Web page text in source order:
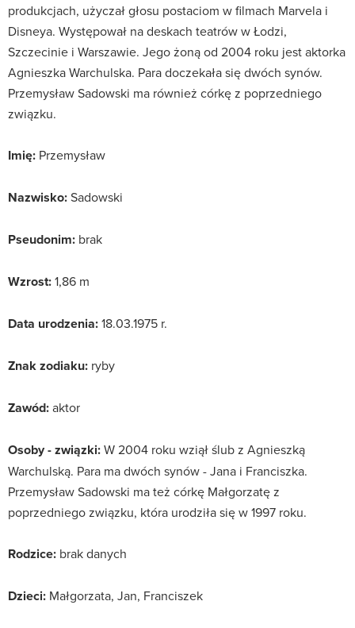
produkcjach, użyczał głosu postaciom w filmach Marvela i
Disneya. Występował na deskach teatrów w Łodzi,
Szczecinie i Warszawie. Jego żoną od 2004 roku jest aktorka
Agnieszka Warchulska. Para doczekała się dwóch synów.
Przemysław Sadowski ma również córkę z poprzedniego
związku.
Imię: Przemysław
Nazwisko:Sadowski
Pseudonim: brak
Wzrost:1,86 m
Data urodzenia:18.03.1975 r.
Znak zodiaku: ryby
Zawód:aktor
Osoby - związki:W 2004 roku wziął ślub z Agnieszką
Warchulską. Para ma dwóch synów - Jana i Franciszka.
Przemysław Sadowski ma też córkę Małgorzatę z
poprzedniego związku, która urodziła się w 1997 roku.
Rodzice: brak danych
Dzieci: Małgorzata, Jan, Franciszek